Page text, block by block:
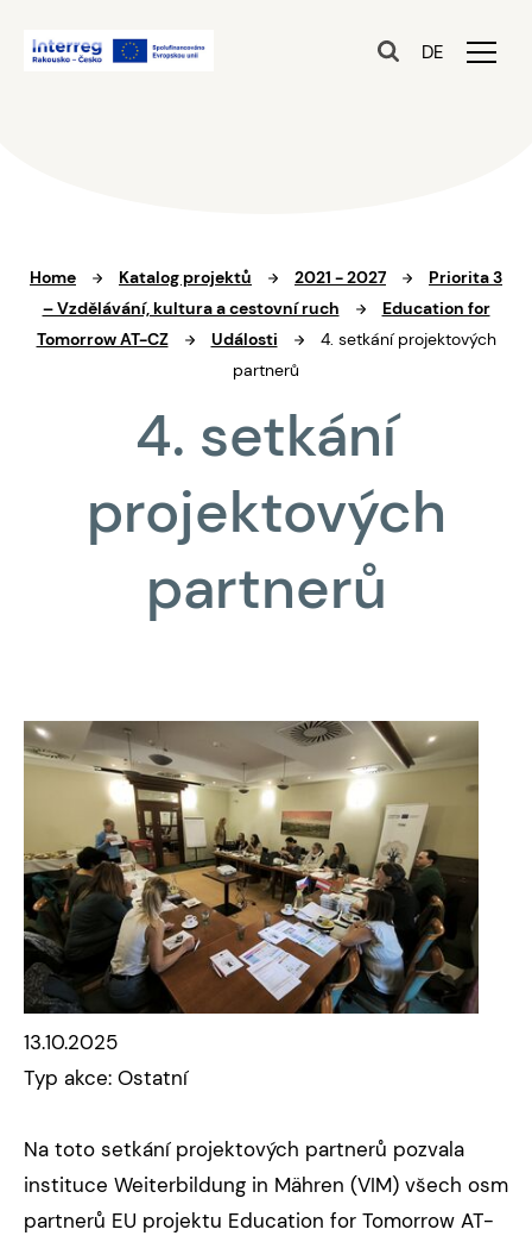
DE
Home Katalog projektů 2021 - 2027
Priorita 3
– Vzdělávání, kultura a cestovní ruch
Education for
Tomorrow AT-CZ
Události
4. setkání projektových
partnerů
4. setkání
projektových
partnerů
13.10.2025
Typ akce: Ostatní
Na toto setkání projektových partnerů pozvala
instituce Weiterbildung in Mähren (VIM) všech osm
partnerů EU projektu Education for Tomorrow AT-